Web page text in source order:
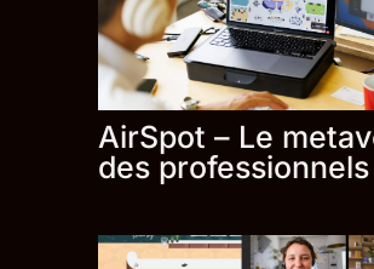
AirSpot – Le
des professionnels